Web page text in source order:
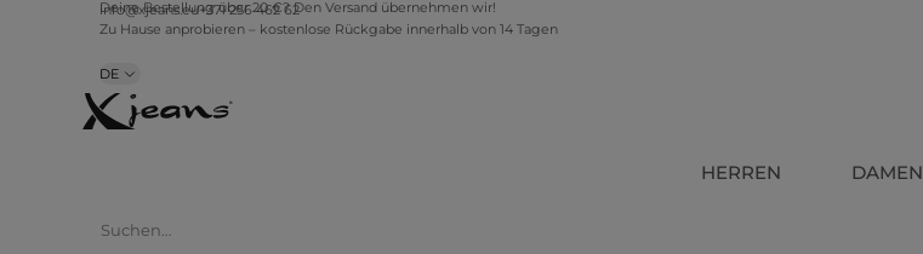
info@xjeans.eu+371 256 462 62
Deine Bestellung über 20 €? Den Versand übernehmen wir!
Zu Hause anprobieren – kostenlose Rückgabe innerhalb von 14 Tagen
DE
HERREN DAMEN